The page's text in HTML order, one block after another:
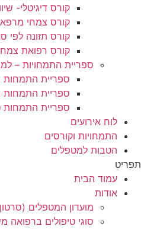
קורס דיגיטלי-
קורס צמחי
קורס תזונה לפי
קורס רפואת
ספריית התמחויות –
ספריית התמחות
ספריית התמחות
ספריית התמחות
לוח אירועים
התמחויות וקורסים
הטבות למטפלים
תפריט
עמוד הבית
אודות
מועדון המטפלים
סוגי טיפולים ברפואה